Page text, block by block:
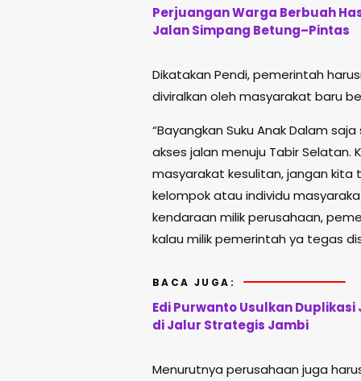
Perjuangan Warga Berbuah
Jalan Simpang Betung–Pintas
Dikatakan Pendi, pemerintah
diviralkan oleh masyarakat baru
“Bayangkan Suku Anak Dalam
akses jalan menuju Tabir
masyarakat kesulitan, jangan
kelompok atau individu
kendaraan milik perusahaan,
kalau milik pemerintah ya tegas
BACA JUGA:
Edi Purwanto Usulkan
di Jalur Strategis Jambi
Menurutnya perusahaan juga